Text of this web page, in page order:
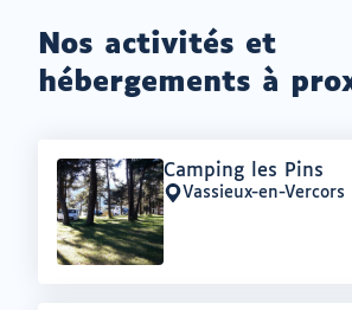
Nos activités et
hébergements à
Offre
:
Camping les Pins
Lieu
:
Vassieux-en-Vercors